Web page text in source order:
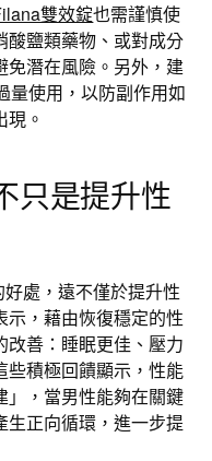
雙效錠也需謹慎使
酸鹽類藥物、或對成分
免潛在風險。另外，建
量使用，以防副作用如
。
只是提升性
好處，遠不僅於提升性
，藉由恢復穩定的性
改善：睡眠更佳、壓力
些積極回饋顯示，性能
」，當男性能夠在關鍵
生正向循環，進一步提